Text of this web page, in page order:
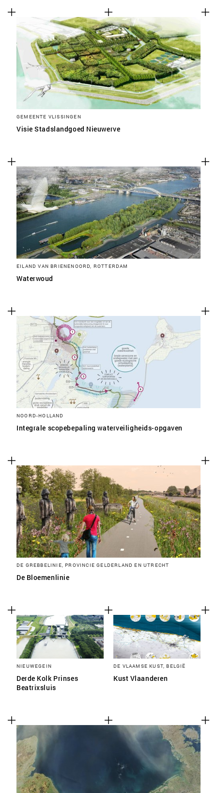
GEMEENTE VLISSINGEN
Visie Stadslandgoed Nieuwerve
EILAND VAN BRIENENOORD, ROTTERDAM
Waterwoud
NOORD-HOLLAND
Integrale scopebepaling waterveiligheids-opgaven
DE GREBBELINIE, PROVINCIE GELDERLAND EN UTRECHT
De Bloemenlinie
NIEUWEGEIN
Derde Kolk Prinses
Beatrixsluis
DE VLAAMSE KUST, BELGIË
Kust Vlaanderen